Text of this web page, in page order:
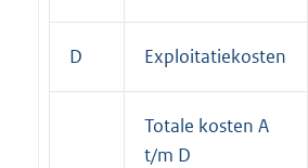
D Exploitatiekosten
Totale kosten A
t/m D